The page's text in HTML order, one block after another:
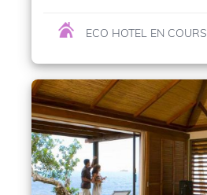
ECO HOTEL EN COURS